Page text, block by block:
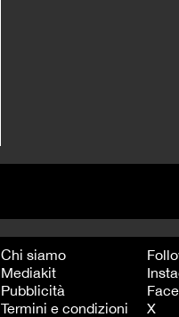
Chi siamo
Mediakit
Pubblicità
Termini e condizioni
X